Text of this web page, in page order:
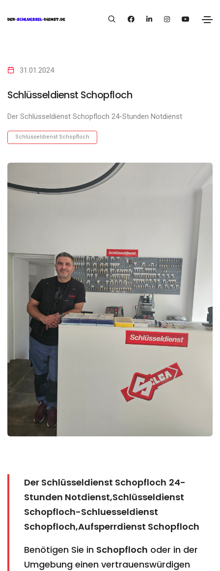
31.01.2024
Schlüsseldienst Schopfloch
Der Schlüsseldienst Schopfloch 24-Stunden Notdienst
Schlüsseldienst Schopfloch
Der Schlüsseldienst Schopfloch 24-
Stunden Notdienst,Schlüsseldienst
Schopfloch-Schluesseldienst
Schopfloch,Aufsperrdienst Schopfloch
Benötigen Sie in Schopfloch oder in der
Umgebung einen vertrauenswürdigen